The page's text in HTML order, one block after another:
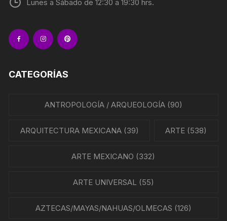
Lunes a Sábado de 12:30 a 19:30 hrs.
CATEGORÍAS
ANTROPOLOGÍA / ARQUEOLOGÍA(90)
ARQUITECTURA MEXICANA(39) ARTE (538)
ARTE MEXICANO (332)
ARTE UNIVERSAL (55)
AZTECAS/MAYAS/NAHUAS/OLMECAS (126)